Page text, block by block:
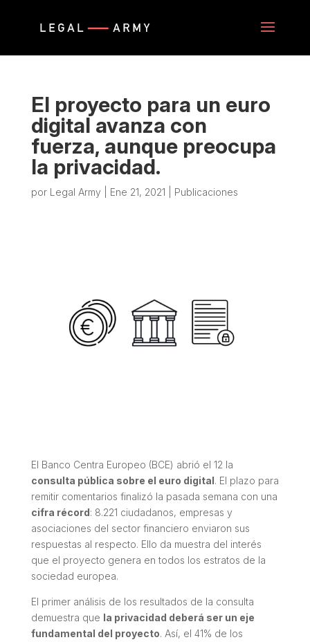
El proyecto para un euro
digital avanza con
fuerza, aunque preocupa
la privacidad.
por Legal Army Ene 21, 2021 Publicaciones
El Banco Centra Europeo (BCE) abrió el 12 la
consulta pública sobre el euro digital. El plazo para
remitir comentarios finalizó la pasada semana con una
cifra récord: 8.221 ciudadanos, empresas y
asociaciones del sector financiero enviaron sus
respuestas al respecto. Ello da muestra del interés
que el proyecto genera en todos los estratos de la
sociedad europea.
El primer análisis de los resultados de la consulta
demuestra que la privacidad deberá ser un eje
fundamental del proyecto. Así, el 41% de los